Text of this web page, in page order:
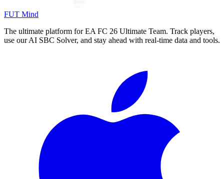
FUT Mind
The ultimate platform for EA FC 26 Ultimate Team. Track players,
use our AI SBC Solver, and stay ahead with real-time data and tools.